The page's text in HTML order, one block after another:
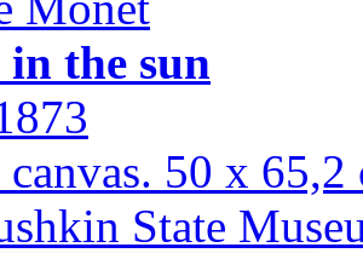
the sun
50 x 65,2
State